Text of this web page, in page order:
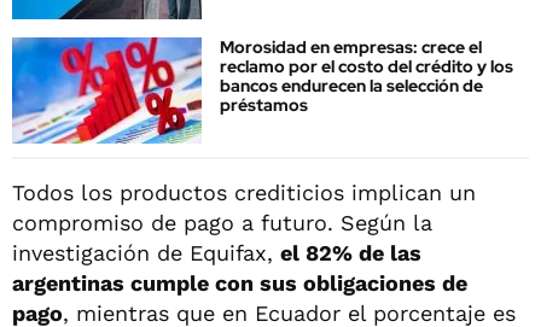
Morosidad en empresas: crece el
reclamo por el costo del crédito y los
bancos endurecen la selección de
préstamos
Todos los productos crediticios implican un
compromiso de pago a futuro. Según la
investigación de Equifax, el 82% de las
argentinas cumple con sus obligaciones de
pago, mientras que en Ecuador el porcentaje es